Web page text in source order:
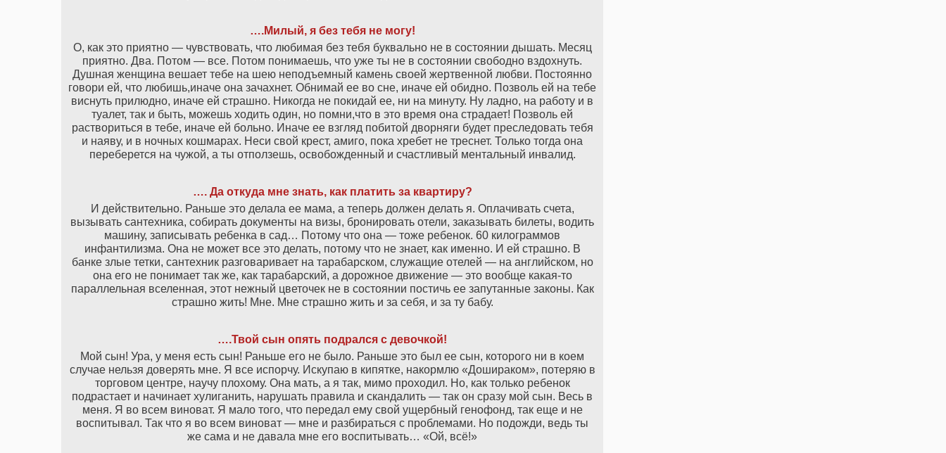
….Милый, я без тебя не могу!
О, как это приятно — чувствовать, что любимая без тебя буквально не в состоянии дышать. Месяц
приятно. Два. Потом — все. Потом понимаешь, что уже ты не в состоянии свободно вздохнуть.
Душная женщина вешает тебе на шею неподъемный камень своей жертвенной любви. Постоянно
говори ей, что любишь,иначе она зачахнет. Обнимай ее во сне, иначе ей обидно. Позволь ей на тебе
виснуть прилюдно, иначе ей страшно. Никогда не покидай ее, ни на минуту. Ну ладно, на работу и в
туалет, так и быть, можешь ходить один, но помни,что в это время она страдает! Позволь ей
раствориться в тебе, иначе ей больно. Иначе ее взгляд побитой дворняги будет преследовать тебя
и наяву, и в ночных кошмарах. Неси свой крест, амиго, пока хребет не треснет. Только тогда она
переберется на чужой, а ты отползешь, освобожденный и счастливый ментальный инвалид.
…. Да откуда мне знать, как платить за квартиру?
И действительно. Раньше это делала ее мама, а теперь должен делать я. Оплачивать счета,
вызывать сантехника, собирать документы на визы, бронировать отели, заказывать билеты, водить
машину, записывать ребенка в сад… Потому что она — тоже ребенок. 60 килограммов
инфантилизма. Она не может все это делать, потому что не знает, как именно. И ей страшно. В
банке злые тетки, сантехник разговаривает на тарабарском, служащие отелей — на английском, но
она его не понимает так же, как тарабарский, а дорожное движение — это вообще какая-то
параллельная вселенная, этот нежный цветочек не в состоянии постичь ее запутанные законы. Как
страшно жить! Мне. Мне страшно жить и за себя, и за ту бабу.
….Твой сын опять подрался с девочкой!
Мой сын! Ура, у меня есть сын! Раньше его не было. Раньше это был ее сын, которого ни в коем
случае нельзя доверять мне. Я все испорчу. Искупаю в кипятке, накормлю «Дошираком», потеряю в
торговом центре, научу плохому. Она мать, а я так, мимо проходил. Но, как только ребенок
подрастает и начинает хулиганить, нарушать правила и скандалить — так он сразу мой сын. Весь в
меня. Я во всем виноват. Я мало того, что передал ему свой ущербный генофонд, так еще и не
воспитывал. Так что я во всем виноват — мне и разбираться с проблемами. Но подожди, ведь ты
же сама и не давала мне его воспитывать… «Ой, всё!»